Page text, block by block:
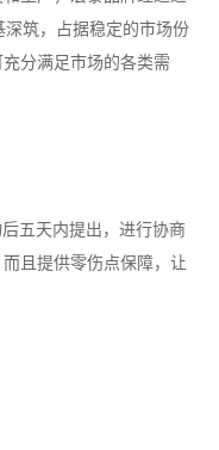
筑，占据稳定的市场份
分满足市场的各类需
五天内提出，进行协商
且提供零伤点保障，让